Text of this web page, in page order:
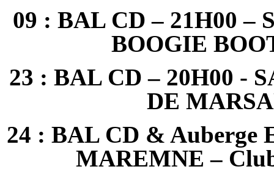
09 : BAL CD – 21H00 –
BOOGIE
23 : BAL CD – 20H00 -
DE
24 : BAL CD & Auberge
MAREMNE –